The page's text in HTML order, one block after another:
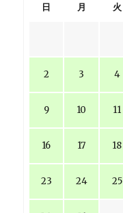
日 月 火
2 3 4
9 10 11
16 17 18
23 24 25